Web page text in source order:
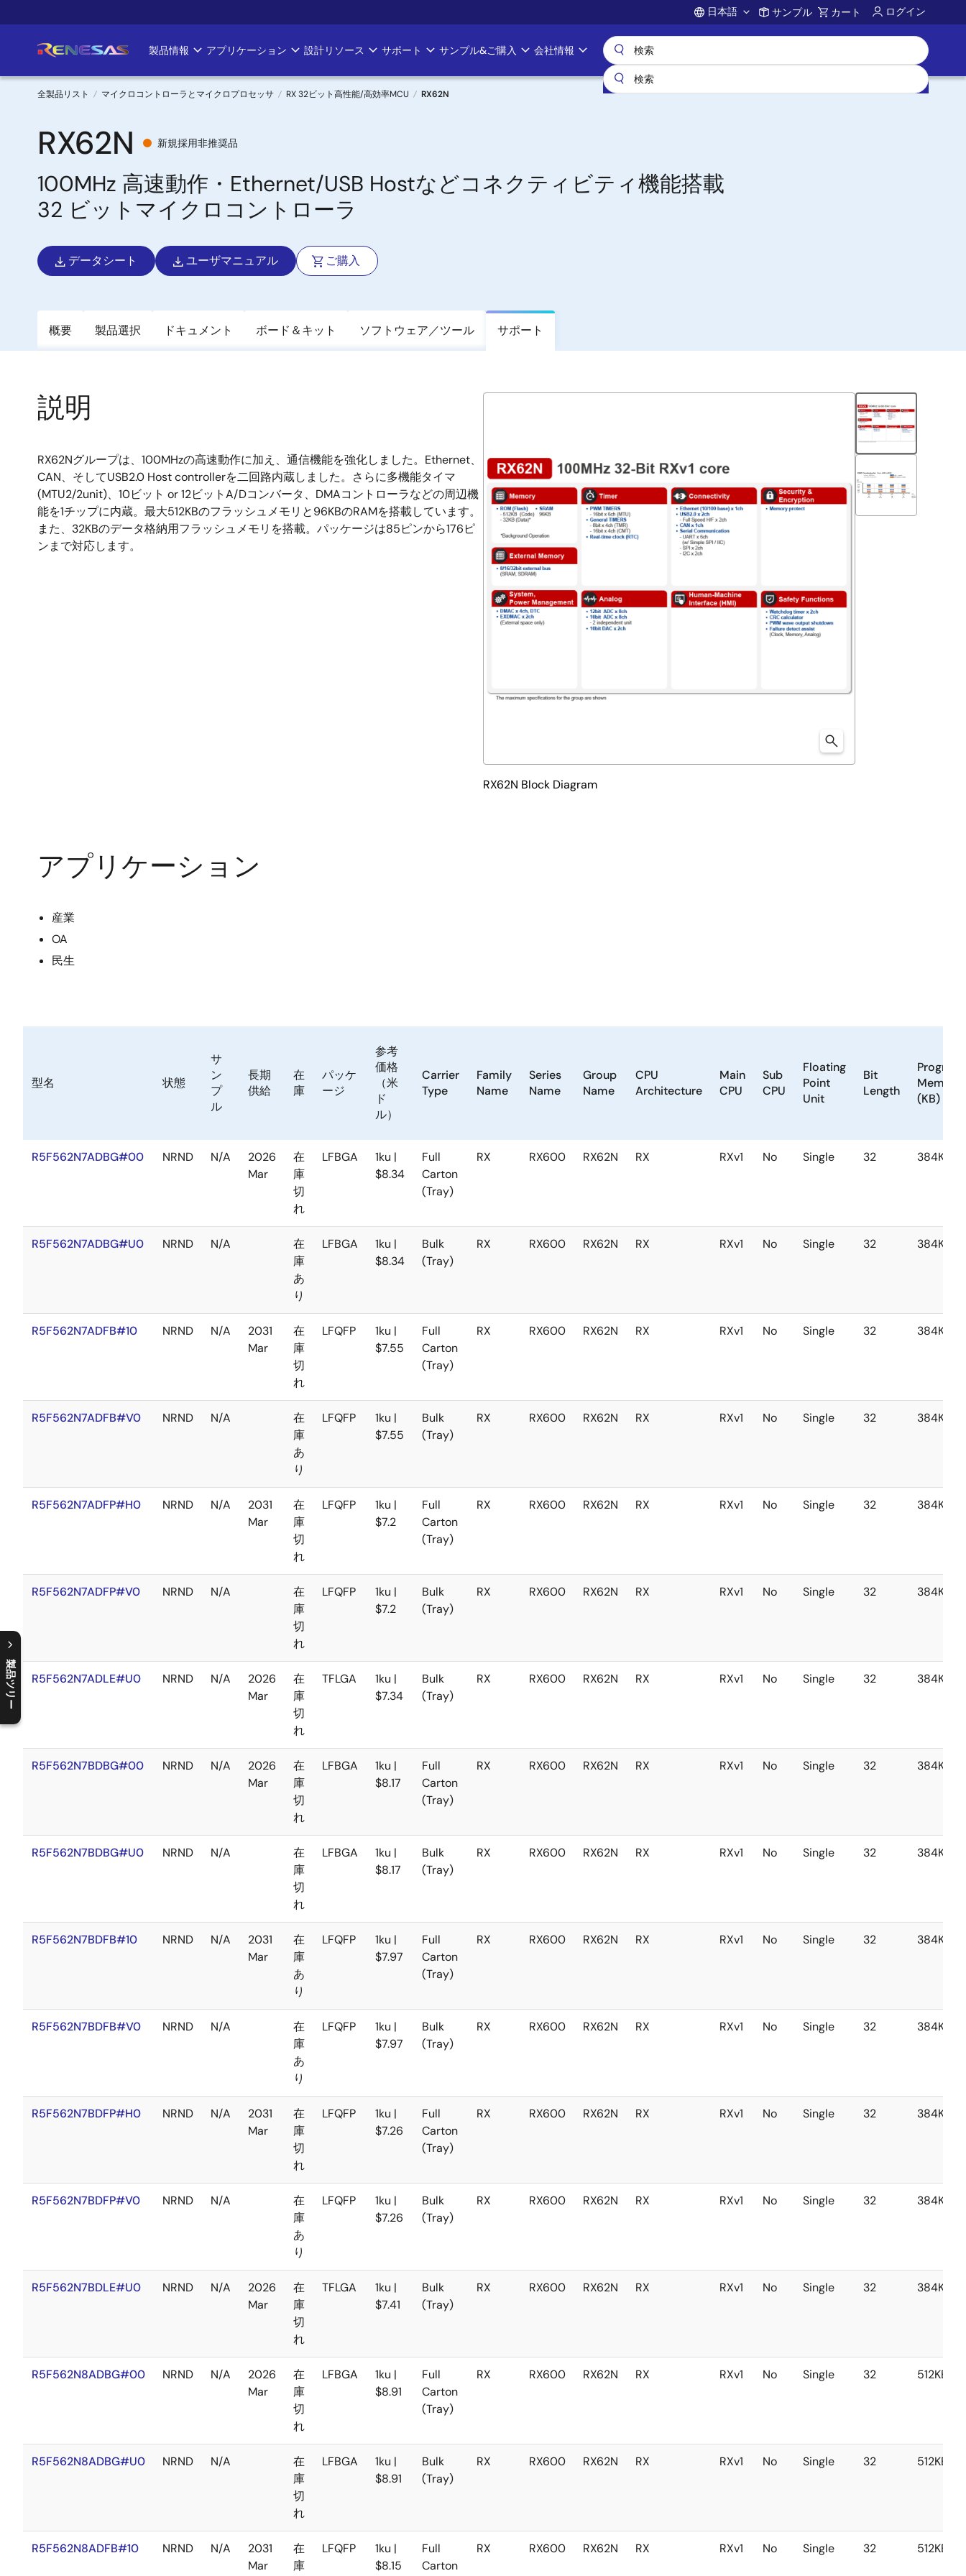
イ
ン
Account
日本語 サンプル カート ログイン
Main
navigation
製品情報 アプリケーション 設計リソース サポート サンプル&ご購入 会社情報
パ
ン
く
ず
全製品リスト マイクロコントローラとマイクロプロセッサ RX 32ビット高性能/高効率MCU RX62N
RX62N 新規採用非推奨品
100MHz 高速動作・Ethernet/USB Hostなどコネクティビティ機能搭載
32 ビットマイクロコントローラ
データシート ユーザマニュアル ご購入
概要 製品選択 ドキュメント ボード＆キット ソフトウェア／ツール サポート
製品ツリー
C
l
o
s
e
p
r
o
d
u
c
t
t
r
e
e
m
e
n
O
p
e
n
p
r
o
d
u
c
t
t
r
e
e
m
e
n
説明
RX62Nグループは、100MHzの高速動作に加え、通信機能を強化しました。Ethernet、
CAN、そしてUSB2.0 Host controllerを二回路内蔵しました。さらに多機能タイマ
(MTU2/2unit)、10ビット or 12ビットA/Dコンバータ、DMAコントローラなどの周辺機
能を1チップに内蔵。最大512KBのフラッシュメモリと96KBのRAMを搭載しています。
また、32KBのデータ格納用フラッシュメモリを搭載。パッケージは85ピンから176ピ
ンまで対応します。
RX62N Block Diagram
アプリケーション
産業
OA
民生
型名 状態
サ
ン
プ
ル
長期
供給
在
庫
パッケ
ージ
参考
価格
（米
ド
ル）
Carrier
Type
Family
Name
Series
Name
Group
Name
CPU
Architecture
Main
CPU
Sub
CPU
Floating
Point
Unit
Bit
Length
Program
Memory
(KB)
R5F562N7ADBG#00 NRND N/A
2026
Mar
在
庫
切
れ
LFBGA
1ku |
$8.34
Full
Carton
(Tray)
RX RX600 RX62N RX RXv1 No Single 32 384KB
R5F562N7ADBG#U0 NRND N/A
在
庫
あ
り
LFBGA
1ku |
$8.34
Bulk
(Tray)
RX RX600 RX62N RX RXv1 No Single 32 384KB
R5F562N7ADFB#10 NRND N/A
2031
Mar
在
庫
切
れ
LFQFP
1ku |
$7.55
Full
Carton
(Tray)
RX RX600 RX62N RX RXv1 No Single 32 384KB
R5F562N7ADFB#V0 NRND N/A
在
庫
あ
り
LFQFP
1ku |
$7.55
Bulk
(Tray)
RX RX600 RX62N RX RXv1 No Single 32 384KB
R5F562N7ADFP#H0 NRND N/A
2031
Mar
在
庫
切
れ
LFQFP
1ku |
$7.2
Full
Carton
(Tray)
RX RX600 RX62N RX RXv1 No Single 32 384KB
R5F562N7ADFP#V0 NRND N/A
在
庫
切
れ
LFQFP
1ku |
$7.2
Bulk
(Tray)
RX RX600 RX62N RX RXv1 No Single 32 384KB
R5F562N7ADLE#U0 NRND N/A
2026
Mar
在
庫
切
れ
TFLGA
1ku |
$7.34
Bulk
(Tray)
RX RX600 RX62N RX RXv1 No Single 32 384KB
R5F562N7BDBG#00 NRND N/A
2026
Mar
在
庫
切
れ
LFBGA
1ku |
$8.17
Full
Carton
(Tray)
RX RX600 RX62N RX RXv1 No Single 32 384KB
R5F562N7BDBG#U0 NRND N/A
在
庫
切
れ
LFBGA
1ku |
$8.17
Bulk
(Tray)
RX RX600 RX62N RX RXv1 No Single 32 384KB
R5F562N7BDFB#10 NRND N/A
2031
Mar
在
庫
あ
り
LFQFP
1ku |
$7.97
Full
Carton
(Tray)
RX RX600 RX62N RX RXv1 No Single 32 384KB
R5F562N7BDFB#V0 NRND N/A
在
庫
あ
り
LFQFP
1ku |
$7.97
Bulk
(Tray)
RX RX600 RX62N RX RXv1 No Single 32 384KB
R5F562N7BDFP#H0 NRND N/A
2031
Mar
在
庫
切
れ
LFQFP
1ku |
$7.26
Full
Carton
(Tray)
RX RX600 RX62N RX RXv1 No Single 32 384KB
R5F562N7BDFP#V0 NRND N/A
在
庫
あ
り
LFQFP
1ku |
$7.26
Bulk
(Tray)
RX RX600 RX62N RX RXv1 No Single 32 384KB
R5F562N7BDLE#U0 NRND N/A
2026
Mar
在
庫
切
れ
TFLGA
1ku |
$7.41
Bulk
(Tray)
RX RX600 RX62N RX RXv1 No Single 32 384KB
R5F562N8ADBG#00 NRND N/A
2026
Mar
在
庫
切
れ
LFBGA
1ku |
$8.91
Full
Carton
(Tray)
RX RX600 RX62N RX RXv1 No Single 32 512KB
R5F562N8ADBG#U0 NRND N/A
在
庫
切
れ
LFBGA
1ku |
$8.91
Bulk
(Tray)
RX RX600 RX62N RX RXv1 No Single 32 512KB
R5F562N8ADFB#10 NRND N/A
2031
Mar
在
庫
LFQFP
1ku |
$8.15
Full
Carton
RX RX600 RX62N RX RXv1 No Single 32 512KB